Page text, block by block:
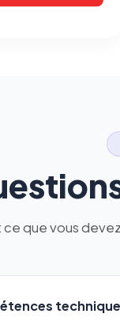
ce que vous